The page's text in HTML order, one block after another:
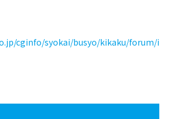
cginfo/syokai/busyo/kikaku/forum/i